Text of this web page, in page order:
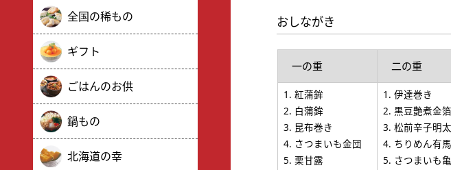
おしながき
一の重 二の重
紅蒲鉾
白蒲鉾
昆布巻き
さつまいも金団
栗甘露
伊達巻き
黒豆艶煮金箔
松前辛子明
ちりめん有
さつまいも
全国の稀もの
ギフト
ごはんのお供
鍋もの
北海道の幸